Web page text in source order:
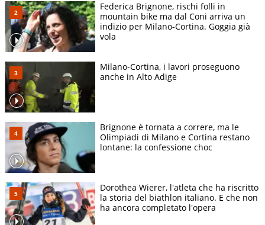
Federica Brignone, rischi folli in
mountain bike ma dal Coni arriva un
indizio per Milano-Cortina. Goggia già
vola
Milano-Cortina, i lavori proseguono
anche in Alto Adige
Brignone è tornata a correre, ma le
Olimpiadi di Milano e Cortina restano
lontane: la confessione choc
Dorothea Wierer, l'atleta che ha riscritto
la storia del biathlon italiano. E che non
ha ancora completato l'opera